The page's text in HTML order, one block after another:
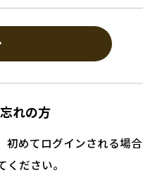
れの方
初めてログインされる場合
ださい。